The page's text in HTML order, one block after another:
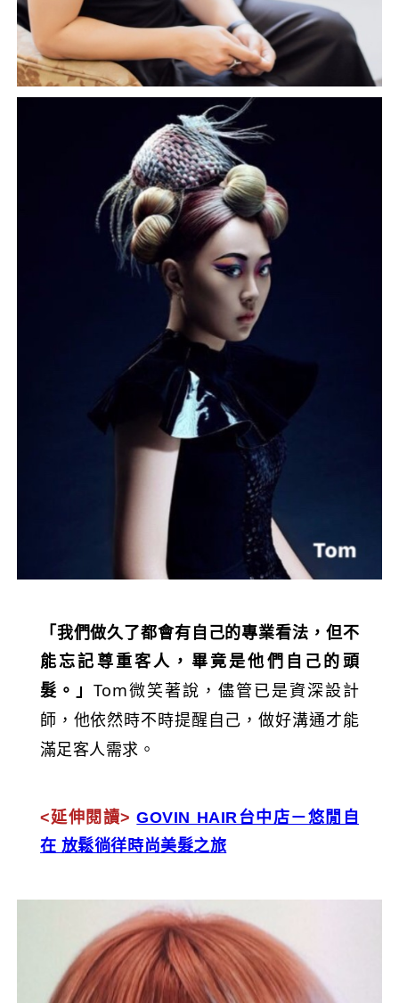
「我們做久了都會有自己的專業看法，但不
能忘記尊重客人，畢竟是他們自己的頭
髮。」 Tom微笑著說，儘管已是資深設計
師，他依然時不時提醒自己，做好溝通才能
滿足客人需求。
<延伸閱讀> GOVIN HAIR台中店－悠閒自
在 放鬆徜徉時尚美髮之旅